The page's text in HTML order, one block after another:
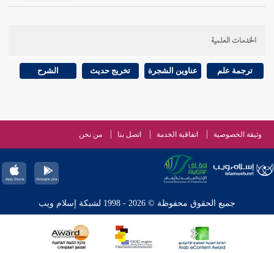
الخدمات العلمية
ترجمة علم عناوين الشجرة تخريج حديث الشرح
وثيقة الخصوصية اتفاقية الخدمة اتصل بنا من نحن
جميع الحقوق محفوظة © 2026 - 1998 لشبكة إسلام ويب